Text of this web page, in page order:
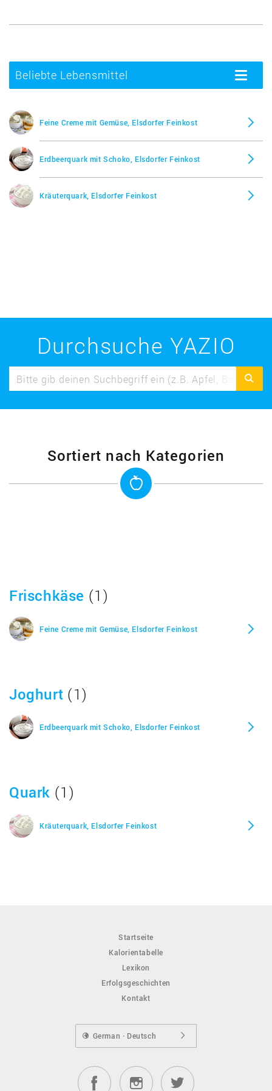
Beliebte Lebensmittel
Toggle
Feine Creme mit Gemüse, Elsdorfer Feinkost
Erdbeerquark mit Schoko, Elsdorfer Feinkost
Kräuterquark, Elsdorfer Feinkost
Durchsuche YAZIO
Sortiert nach Kategorien
Frischkäse (1)
Feine Creme mit Gemüse, Elsdorfer Feinkost
Joghurt (1)
Erdbeerquark mit Schoko, Elsdorfer Feinkost
Quark (1)
Kräuterquark, Elsdorfer Feinkost
Startseite
Kalorientabelle
Lexikon
Erfolgsgeschichten
Kontakt
German · Deutsch